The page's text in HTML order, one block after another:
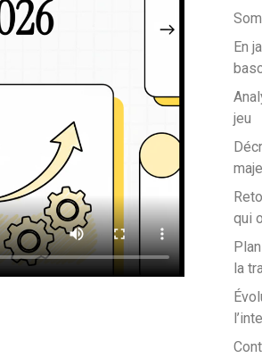
En
jeu
qui
la